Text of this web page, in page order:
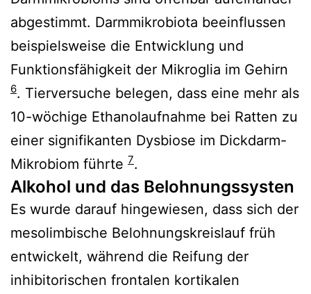
abgestimmt. Darmmikrobiota beeinflussen
beispielsweise die Entwicklung und
Funktionsfähigkeit der Mikroglia im Gehirn
6. Tierversuche belegen, dass eine mehr als
10-wöchige Ethanolaufnahme bei Ratten zu
einer signifikanten Dysbiose im Dickdarm-
Mikrobiom führte 7.
Alkohol und das Belohnungssysten
Es wurde darauf hingewiesen, dass sich der
mesolimbische Belohnungskreislauf früh
entwickelt, während die Reifung der
inhibitorischen frontalen kortikalen